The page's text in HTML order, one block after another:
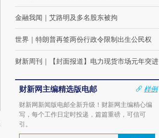
金融我闻 ｜ 艾路明及多名股东被拘
世界 ｜ 特朗普再签两份行政令限制出生公民权
财新周刊 ｜ 【封面报道】电力现货市场元年突进
财新网主编精选版电邮
样例
财新网新闻版电邮全新升级！财新网主编精心编
写，每个工作日定时投递，篇篇重磅，可信可
引。